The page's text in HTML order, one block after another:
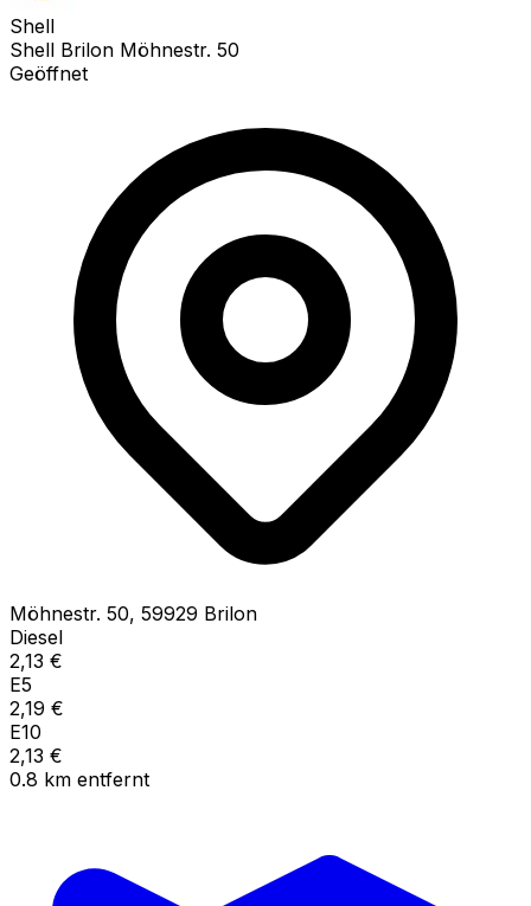
Shell
Shell Brilon Möhnestr. 50
Geöffnet
Möhnestr. 50, 59929 Brilon
Diesel
2,13 €
E5
2,19 €
E10
2,13 €
0.8 km entfernt